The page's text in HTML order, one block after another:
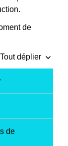
de
Tout déplier keyboard_arrow_down
de